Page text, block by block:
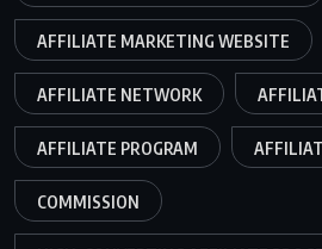
AFFILIATE MARKETING WEBSITE
AFFILIATE NETWORK
AFFILIATE PROGRAM
COMMISSION